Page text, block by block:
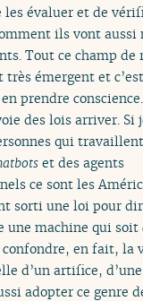
les évaluer et de
ils vont aussi
Tout ce champ de
émergent et
prendre
des lois arriver. Si
qui
et des agents
ce sont les
sorti une loi pour
une machine qui soit
confondre, en fait, la
d’un artifice,
adopter ce genre